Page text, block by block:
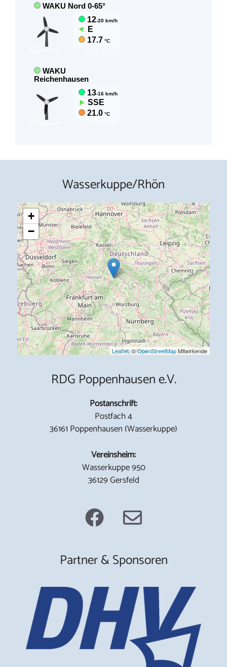
Wasserkuppe/Rhön
+
−
Leaflet, ©OpenStreetMapMitwirkende
RDG Poppenhausen e.V.
Postanschrift:
Postfach 4
36161 Poppenhausen (Wasserkuppe)
Vereinsheim:
Wasserkuppe 950
36129 Gersfeld
Partner & Sponsoren